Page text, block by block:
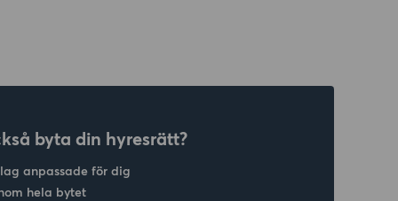
byta din hyresrätt?
anpassade för dig
hela bytet